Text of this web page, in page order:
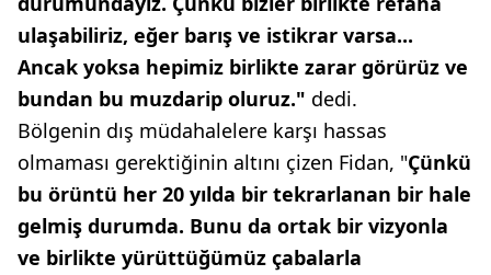
ulaşabiliriz, eğer barış ve istikrar varsa...
Ancak yoksa hepimiz birlikte zarar görürüz ve
bundan bu muzdarip oluruz." dedi.
Bölgenin dış müdahalelere karşı hassas
olmaması gerektiğinin altını çizen Fidan, "Çünkü
bu örüntü her 20 yılda bir tekrarlanan bir hale
gelmiş durumda. Bunu da ortak bir vizyonla
ve birlikte yürüttüğümüz çabalarla